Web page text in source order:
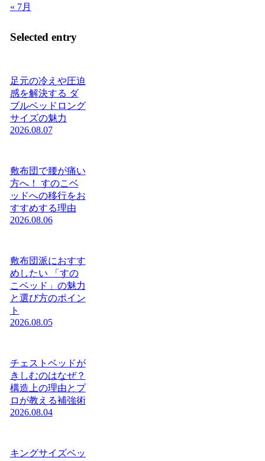
« 7月
Selected entry
足元の冷えや圧迫
感を解決する ダ
ブルベッドロング
サイズの魅力
2026.08.07
敷布団で腰が痛い
方へ！ すのこベ
ッドへの移行をお
すすめする理由
2026.08.06
敷布団派におすす
めしたい 「すの
こベッド」の魅力
と選び方のポイン
ト
2026.08.05
チェストベッドが
きしむのはなぜ？
構造上の理由とプ
ロが教える補強術
2026.08.04
キングサイズベッ